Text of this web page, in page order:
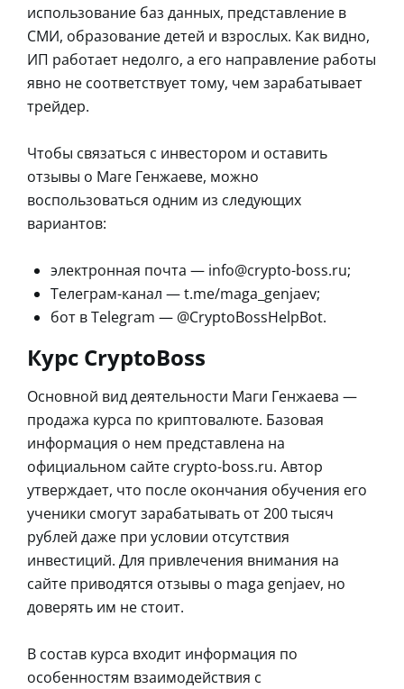
использование баз данных, представление в
СМИ, образование детей и взрослых. Как видно,
ИП работает недолго, а его направление работы
явно не соответствует тому, чем зарабатывает
трейдер.
Чтобы связаться с инвестором и оставить
отзывы о Маге Генжаеве, можно
воспользоваться одним из следующих
вариантов:
электронная почта — info@crypto-boss.ru;
Телеграм-канал — t.me/maga_genjaev;
бот в Telegram — @CryptoBossHelpBot.
Курс CryptoBoss
Основной вид деятельности Маги Генжаева —
продажа курса по криптовалюте. Базовая
информация о нем представлена на
официальном сайте crypto-boss.ru. Автор
утверждает, что после окончания обучения его
ученики смогут зарабатывать от 200 тысяч
рублей даже при условии отсутствия
инвестиций. Для привлечения внимания на
сайте приводятся отзывы о maga genjaev, но
доверять им не стоит.
В состав курса входит информация по
особенностям взаимодействия с